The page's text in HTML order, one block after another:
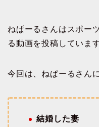
ねぱーるさんはスポー
る動画を投稿しています
今回は、ねぱーるさん
結婚した妻